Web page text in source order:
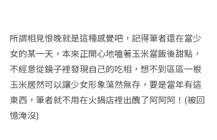
所謂相見恨晚就是這種感覺吧，記得筆者還在當少
女的某一天，本來正開心地嗑著玉米當飯後甜點，
不經意從鏡子裡發現自己的吃相，想不到區區一根
玉米居然可以讓少女形象蕩然無存，要是當年有這
東西，筆者就不用在火鍋店裡出醜了阿阿阿！(被回
憶淹沒)